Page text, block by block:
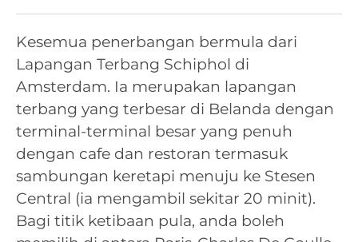
Kesemua penerbangan bermula dari
Lapangan Terbang Schiphol di
Amsterdam. Ia merupakan lapangan
terbang yang terbesar di Belanda dengan
terminal-terminal besar yang penuh
dengan cafe dan restoran termasuk
sambungan keretapi menuju ke Stesen
Central (ia mengambil sekitar 20 minit).
Bagi titik ketibaan pula, anda boleh